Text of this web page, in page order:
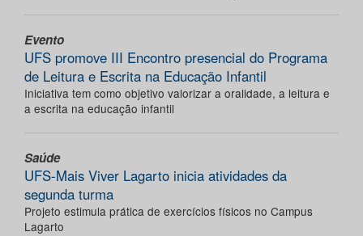
Evento
UFS promove III Encontro presencial do Programa
de Leitura e Escrita na Educação Infantil
Iniciativa tem como objetivo valorizar a oralidade, a leitura e
a escrita na educação infantil
Saúde
UFS-Mais Viver Lagarto inicia atividades da
segunda turma
Projeto estimula prática de exercícios físicos no Campus
Lagarto